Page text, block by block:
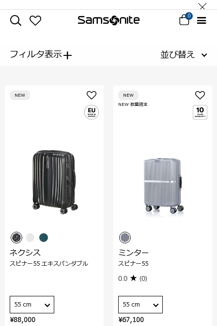
0
フィルタ表示+ 並び替え
¥88,000
NEW
ネクシス
スピナー55 エキスパンダブル
55 cm
¥67,100
NEW 数量限定
NEW
ミンター
スピナー55
0.0 (0)
55 cm